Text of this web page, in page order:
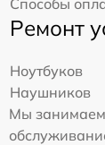
Способы
Ремонт
Ноутбуков
Наушников
Мы